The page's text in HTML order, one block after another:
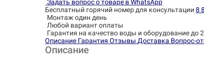
Задать вопрос о товаре в WhatsApp
Бесплатный горячий номер для консультации 8
Монтаж один день
Любой вариант оплаты
Гарантия на качество воды и оборудование до
Описание Гарантия Отзывы Доставка Вопрос-
Описание